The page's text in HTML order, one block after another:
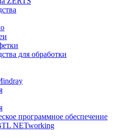
для обработки
программное обеспечение
NETworking